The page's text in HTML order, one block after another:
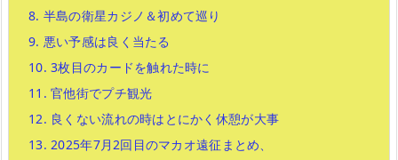
8. 半島の衛星カジノ＆初めて巡り
9. 悪い予感は良く当たる
10. 3枚目のカードを触れた時に
11. 官他街でプチ観光
12. 良くない流れの時はとにかく休憩が大事
13. 2025年7月2回目のマカオ遠征まとめ、